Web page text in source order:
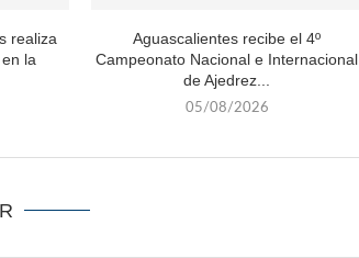
realiza
la
Aguascalientes recibe el 4º
Campeonato Nacional e Internacional
de Ajedrez...
05/08/2026